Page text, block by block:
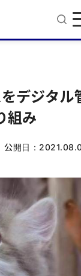
デジタル
組み
公開日：